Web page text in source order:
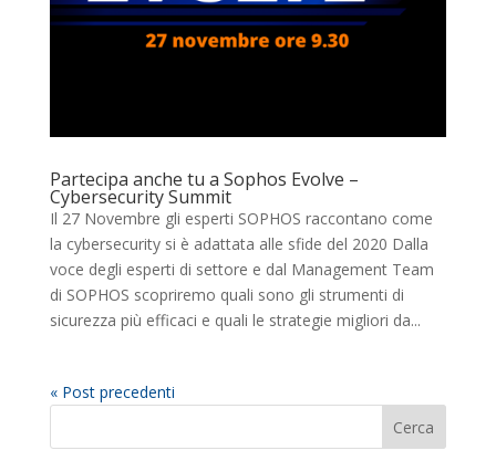
Partecipa anche tu a Sophos Evolve –
Cybersecurity Summit
Il 27 Novembre gli esperti SOPHOS raccontano come
la cybersecurity si è adattata alle sfide del 2020 Dalla
voce degli esperti di settore e dal Management Team
di SOPHOS scopriremo quali sono gli strumenti di
sicurezza più efficaci e quali le strategie migliori da...
« Post precedenti